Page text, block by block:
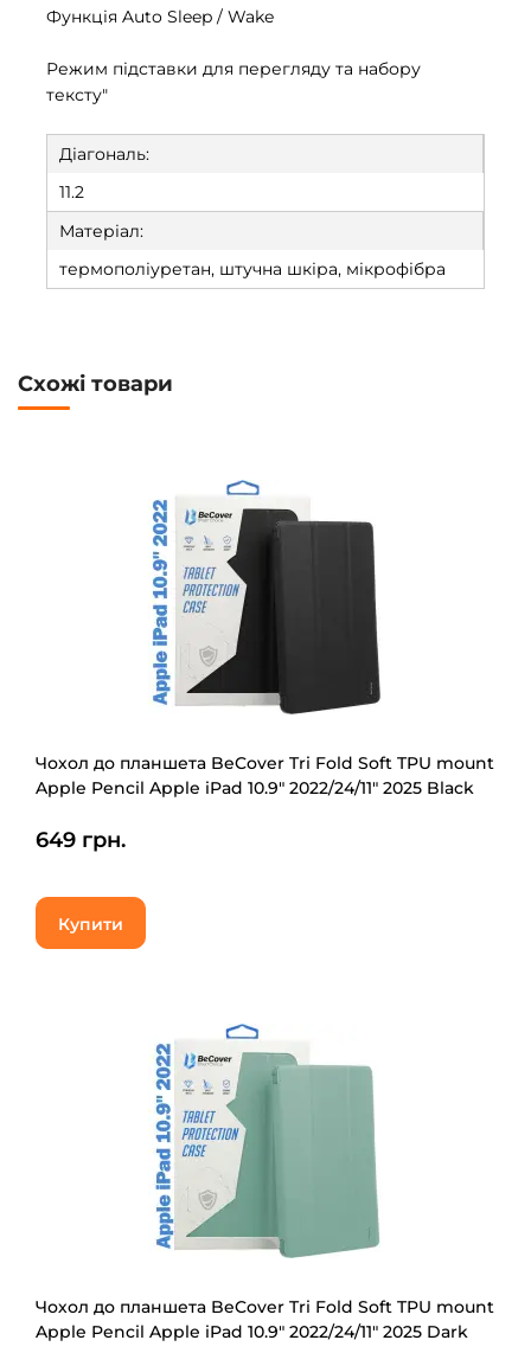
Функція Auto Sleep / Wake
Режим підставки для перегляду та набору
тексту"
Діагональ:
11.2
Матеріал:
термополіуретан, штучна шкіра, мікрофібра
Схожі товари
Чохол до планшета BeCover Tri Fold Soft TPU mount
Apple Pencil Apple iPad 10.9" 2022/24/11" 2025 Black
649 грн.
Купити
Чохол до планшета BeCover Tri Fold Soft TPU mount
Apple Pencil Apple iPad 10.9" 2022/24/11" 2025 Dark